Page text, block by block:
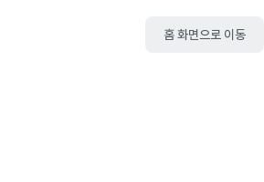
홈 화면으로 이동